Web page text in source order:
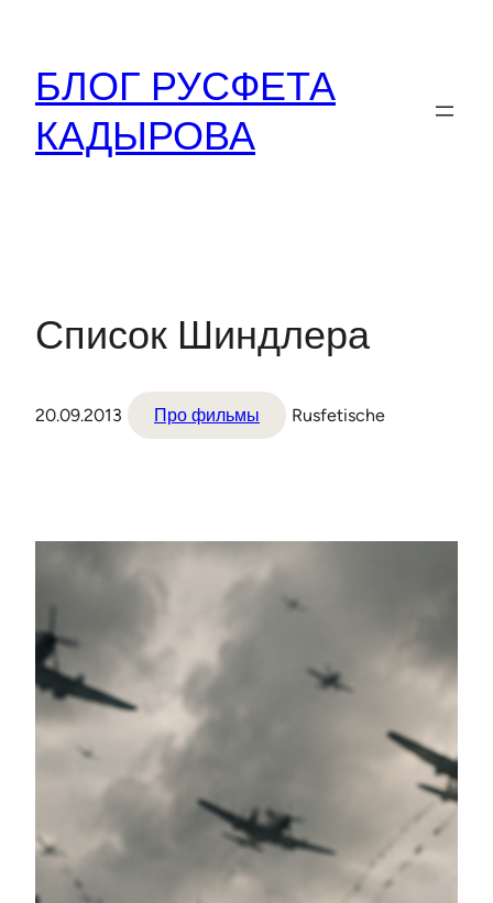
содержимому
БЛОГ РУСФЕТА
КАДЫРОВА
Список Шиндлера
20.09.2013 Про фильмы Rusfetische